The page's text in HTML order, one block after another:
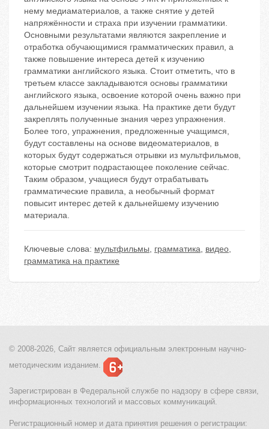
нему медиаматериалов, а также снятие у детей
напряжённости и страха при изучении грамматики.
Основными результатами являются закрепление и
отработка обучающимися грамматических правил, а
также повышение интереса детей к изучению
грамматики английского языка. Стоит отметить, что в
третьем классе закладываются основы грамматики
английского языка, освоение которой очень важно при
дальнейшем изучении языка. На практике дети будут
закреплять полученные знания через упражнения.
Более того, упражнения, предложенные учащимся,
будут составлены на основе видеоматериалов, в
которых будут содержаться отрывки из мультфильмов,
которые смотрит подрастающее поколение сейчас.
Таким образом, учащиеся будут отрабатывать
грамматические правила, а необычный формат
повысит интерес детей к дальнейшему изучению
материала.
Ключевые слова: мультфильмы, грамматика, видео,
грамматика на практике
© 2008-2026, Сайт является официальным электронным научно-
методическим изданием.
Зарегистрирован в Федеральной службе по надзору в сфере связи,
информационных технологий и массовых коммуникаций.
Регистрационный номер и дата принятия решения о регистрации: